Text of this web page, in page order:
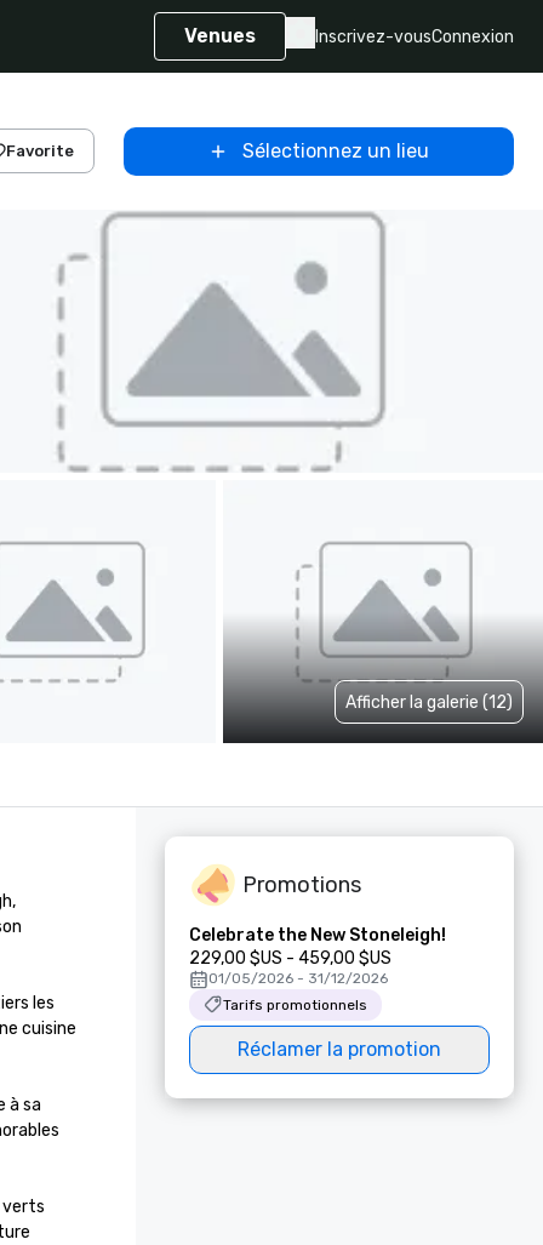
Venues Inscrivez-vousConnexion
Favorite Sélectionnez un lieu
Afficher la galerie (12)
les
cuisine
à sa
verts
Promotions
Celebrate the New Stoneleigh!
229,00 $US - 459,00 $US
01/05/2026 - 31/12/2026
Tarifs promotionnels
Réclamer la promotion